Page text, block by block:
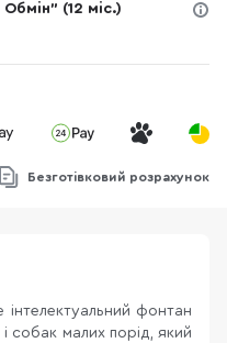
(12 міс.)
Безготівковий розрахунок
фонтан
собак малих порід, який